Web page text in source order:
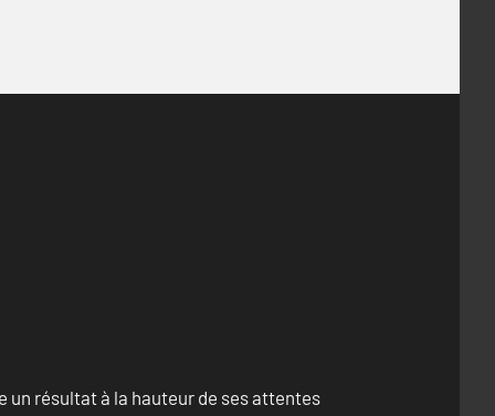
résultat à la hauteur de ses attentes